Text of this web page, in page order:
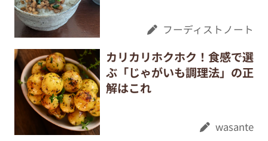
フーディストノート
カリカリホクホク！食感で選
ぶ「じゃがいも調理法」の正
解はこれ
wasante